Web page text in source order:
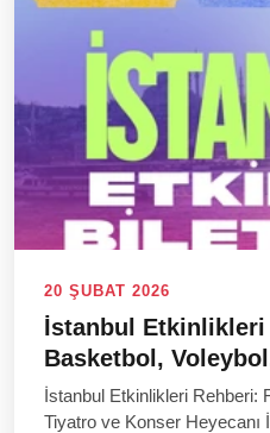
20 ŞUBAT 2026
İstanbul Etkinlikleri
Basketbol,
Bilet Rehberi
İstanbul Etkinlikleri Rehberi:
Tiyatro ve Konser Heyecanı İstanbul, yılın her döneminde